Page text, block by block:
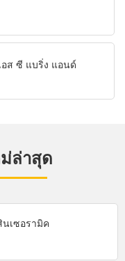
ส ซี แบริ่ง แอนด์
ล่าสุด
เซอรามิค